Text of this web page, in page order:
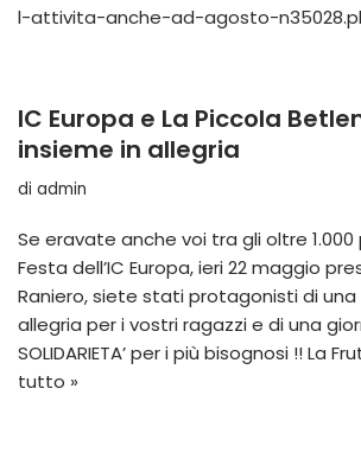
l-attivita-anche-ad-agosto-
IC Europa e La Piccola
insieme in allegria
di admin
Se eravate anche voi tra gli oltre
Festa dell’IC Europa, ieri 22 maggio
Raniero, siete stati protagonisti di
allegria per i vostri ragazzi e di una
SOLIDARIETA’ per i più bisognosi !! La
tutto »